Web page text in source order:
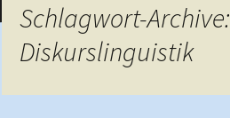
Schlagwort-Archive:
Diskurslinguistik